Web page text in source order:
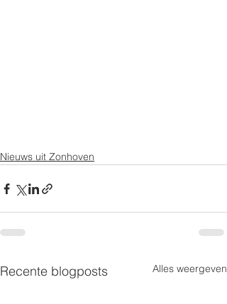
Nieuws uit Zonhoven
Recente blogposts Alles weergeven